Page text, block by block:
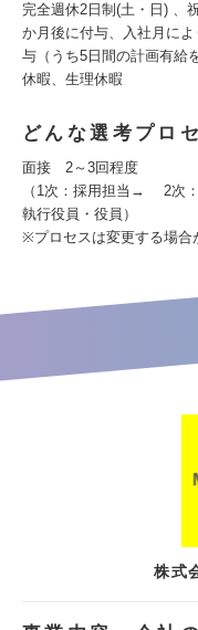
完全週休2日制(土・日) 、
か月後に付与、入社月に
与（うち5日間の計画有給
休暇、生理休暇
どんな選考プロ
面接 2～3回程度
（1次：採用担当→ 2次
執行役員・役員）
※プロセスは変更する場合
株式